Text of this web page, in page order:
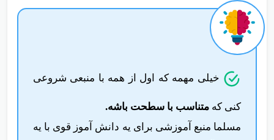
خیلی مهمه که اول از همه با منبعی شروعی
کنی که متناسب با سطحت باشه.
مسلما منبع آموزشی برای یه دانش آموز قوی با یه